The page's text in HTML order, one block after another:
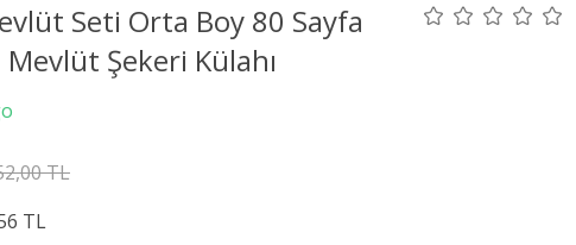
Seti Orta Boy 80 Sayfa
Mevlüt Şekeri Külahı
TL
TL